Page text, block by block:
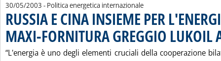
30/05/2003 - Politica energetica internazionale
RUSSIA E CINA INSIEME PER
MAXI-FORNITURA GREGGIO LUKOIL
“L'energia è uno degli elementi cruciali della cooperazione